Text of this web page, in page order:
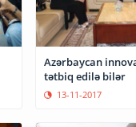
Azərbaycan
tətbiq edilə bilər
13-11-2017